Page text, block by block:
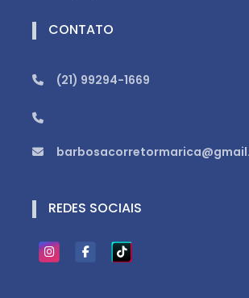
CONTATO
(21) 99294-1669
REDES SOCIAIS